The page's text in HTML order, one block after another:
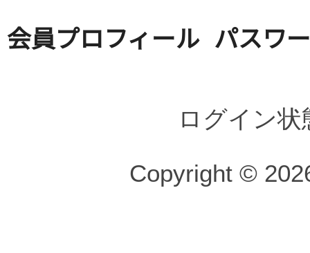
会員プロフィール パスワ
ログイン
Copyright ©